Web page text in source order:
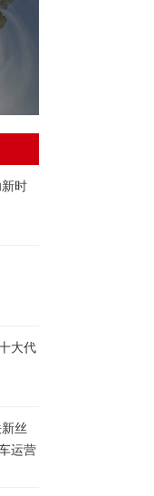
时
大代
丝
运营